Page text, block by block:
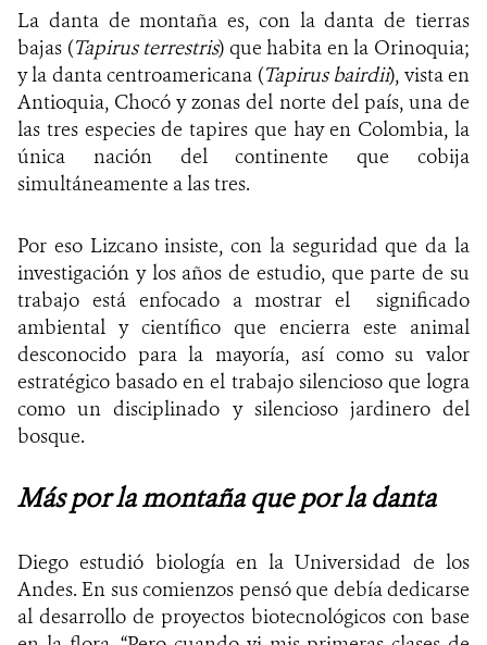
La danta de montaña es, con la danta de tierras
bajas (Tapirus terrestris) que habita en la Orinoquia;
y la danta centroamericana (Tapirus bairdii), vista en
Antioquia, Chocó y zonas del norte del país, una de
las tres especies de tapires que hay en Colombia, la
única nación del continente que cobija
simultáneamente a las tres.
Por eso Lizcano insiste, con la seguridad que da la
investigación y los años de estudio, que parte de su
trabajo está enfocado a mostrar el significado
ambiental y científico que encierra este animal
desconocido para la mayoría, así como su valor
estratégico basado en el trabajo silencioso que logra
como un disciplinado y silencioso jardinero del
bosque.
Más por la montaña que por la danta
Diego estudió biología en la Universidad de los
Andes. En sus comienzos pensó que debía dedicarse
al desarrollo de proyectos biotecnológicos con base